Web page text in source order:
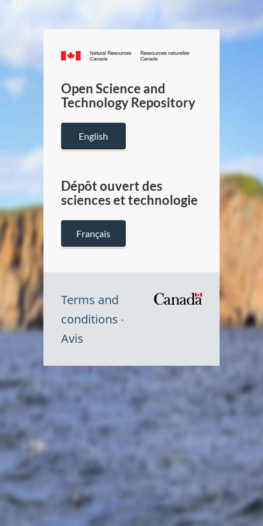
Canada.ca
/
Canada
Open Science and
Technology Repository
English
Dépôt ouvert des
sciences et technologie
Français
Terms and
conditions
Avis
Symbole
Canada